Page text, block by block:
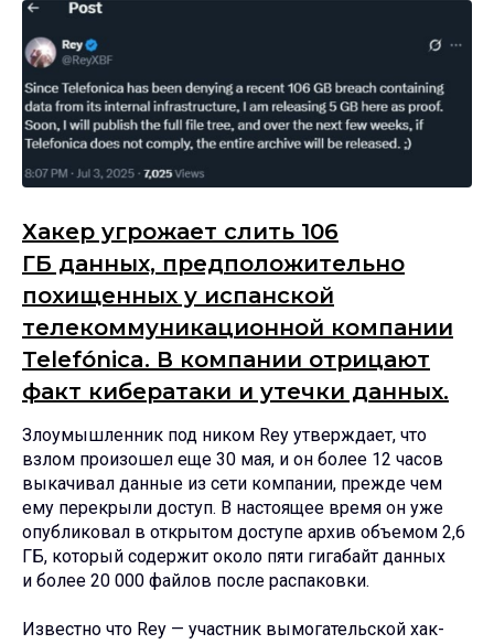
Хакер угрожает слить 106
ГБ данных, предположительно
похищенных у испанской
телекоммуникационной компании
Telefónica. В компании отрицают
факт кибератаки и утечки данных.
Злоумышленник под ником Rey утверждает, что
взлом произошел еще 30 мая, и он более 12 часов
выкачивал данные из сети компании, прежде чем
ему перекрыли доступ. В настоящее время он уже
опубликовал в открытом доступе архив объемом 2,6
ГБ, который содержит около пяти гигабайт данных
и более 20 000 файлов после распаковки.
Известно что Rey — участник вымогательской хак-